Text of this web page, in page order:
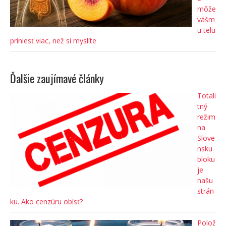
môže
vášm
u telu
priniesť viac, než si myslíte
Ďalšie zaujímavé články
Totali
tný
režim
na
Slove
nsku
bloku
je
našu
strán
ku. Ako cenzúru obísť?
Polož